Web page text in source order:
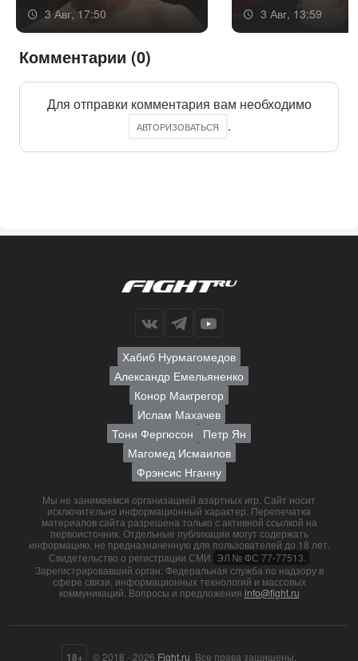
3 Авг, 17:50 3 Авг, 13:59
Комментарии (0)
Для отправки комментария вам необходимо
АВТОРИЗОВАТЬСЯ .
Хабиб Нурмагомедов
Александр Емельяненко
Конор Макгрегор
Ислам Махачев
Тони Фергюсон
Петр Ян
Магомед Исмаилов
Фрэнсис Нганну
Мы не занимаемся организацией азартных игр. Сайт носит
исключительно информационный характер. Перепечатка
материалов сайта разрешена только с активной ссылкой на
первоисточник. Отдельные публикации могут содержать
информацию, не предназначенную для пользователей до 18 лет.
Свидетельство о регистрации СМИ ЭЛ № ФС 77-77513.
Зарегистрировавший орган: Федеральная служба по надзору в
сфере связи, информационных технологий и массовых
коммуникаций. Вопросы и предложения info@fight.ru
18+ © 2018 - 2026 Fight.ru . Все права защищены.